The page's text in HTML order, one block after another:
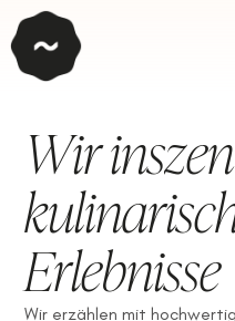
Wir
Erlebnisse
Wir erzählen mit